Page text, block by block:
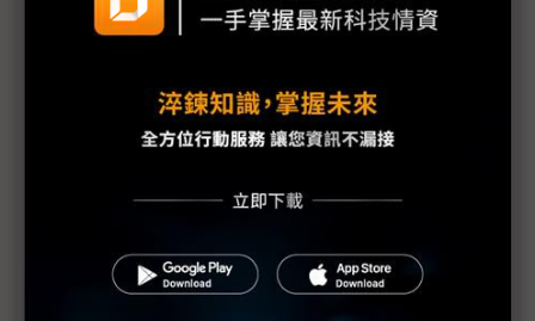
規避關稅大打平價與豪奢雙戰線 中系電動車4月歐
洲市佔首破15%
裕融嚴陳莉蓮：汽車、出行與用車事業的協同發展
AI應用與綠能發展推動創新
具正面意義
新纖：地緣風險是危機也是轉機 三大布局推進成長